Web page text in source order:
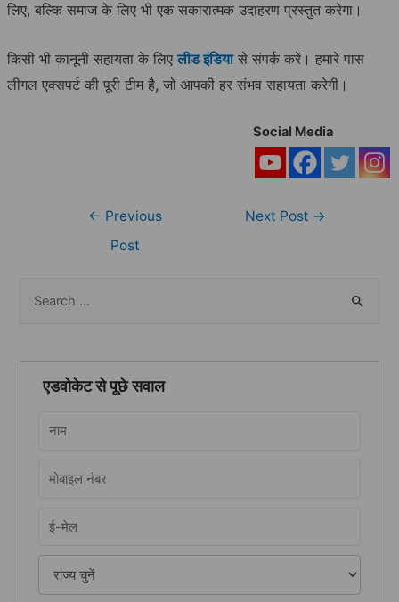
लिए, बल्कि समाज के लिए भी एक सकारात्मक उदाहरण प्रस्तुत करेगा।
किसी भी कानूनी सहायता के लिएलीड इंडियासे संपर्क करें। हमारे पास
लीगल एक्सपर्ट की पूरी टीम है, जो आपकी हर संभव सहायता करेगी।
Social Media
Post
navigation
← Previous
Post
Next Post →
r
एडवोकेट से पूछे सवाल